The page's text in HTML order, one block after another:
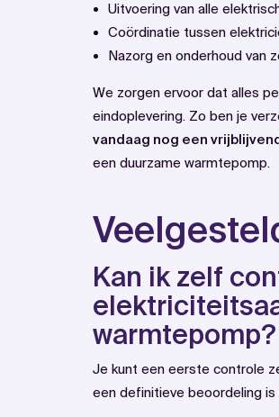
Uitvoering van alle
Coördinatie tussen
Nazorg en onderhoud van
We zorgen ervoor dat alles
eindoplevering. Zo ben je
vandaag nog een
een duurzame warmtepomp.
Kan ik zelf
warmtepomp?
Je kunt een eerste controle
een definitieve beoordeling